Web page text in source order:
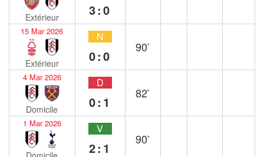
Extérieur 3:0
15 Mar 2026
Extérieur
N
0:0
90`
4 Mar 2026
Domicile
D
0:1
82`
1 Mar 2026 V
2:1
90`